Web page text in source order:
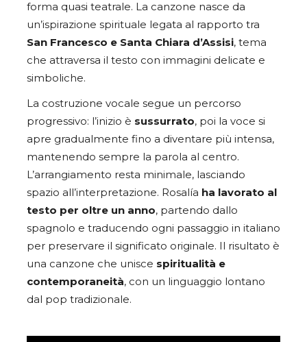
forma quasi teatrale. La canzone nasce da
un’ispirazione spirituale legata al rapporto tra
San Francesco e Santa Chiara d’Assisi, tema
che attraversa il testo con immagini delicate e
simboliche.
La costruzione vocale segue un percorso
progressivo: l’inizio è sussurrato, poi la voce si
apre gradualmente fino a diventare più intensa,
mantenendo sempre la parola al centro.
L’arrangiamento resta minimale, lasciando
spazio all’interpretazione. Rosalía ha lavorato al
testo per oltre un anno, partendo dallo
spagnolo e traducendo ogni passaggio in italiano
per preservare il significato originale. Il risultato è
una canzone che unisce spiritualità e
contemporaneità, con un linguaggio lontano
dal pop tradizionale.